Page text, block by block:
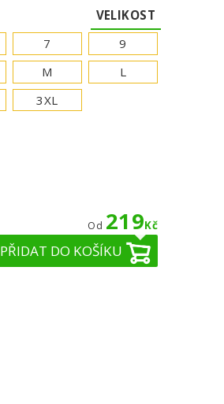
VELIKOST
7
9
M
L
3XL
Od 219Kč
PŘIDAT DO KOŠÍKU